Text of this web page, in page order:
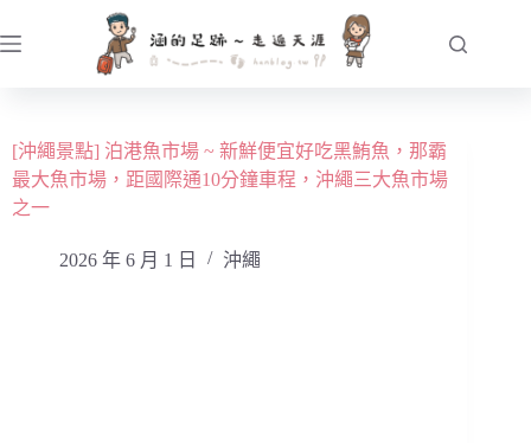
至
容[沖繩景點] 泊港魚市場 ~ 新鮮便宜好吃黑鮪魚，那霸
最大魚市場，距國際通10分鐘車程，沖繩三大魚市場
之一
2026 年 6 月 1 日 沖繩